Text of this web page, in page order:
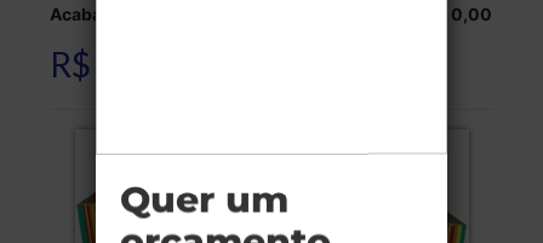
Acabamentos:
R$ 0,00
R$ 105,60